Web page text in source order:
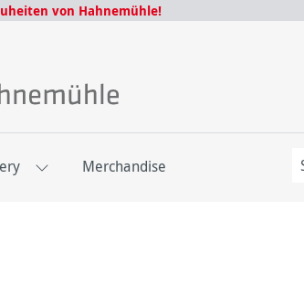
von Hahnemühle!
Merchandise